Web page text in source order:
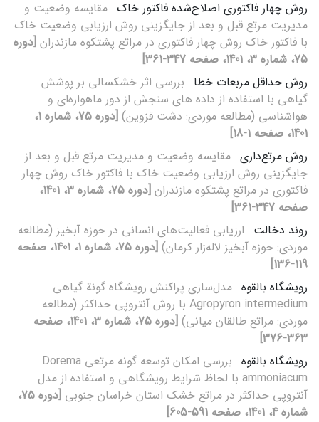
روش چهار فاکتوری اصلاح‌شده فاکتور خاک مقایسه وضعیت و
مدیریت مرتع قبل و بعد از جایگزینی روش ارزیابی وضعیت خاک
با فاکتور خاک روش چهار فاکتوری در مراتع پشتکوه مازندران [دوره
75، شماره 3، 1401، صفحه 347-361]
روش حداقل مربعات خطا بررسی اثر خشکسالی بر پوشش
گیاهی با استفاده از داده های سنجش از دور ماهواره‌ای و
هواشناسی (مطالعه موردی: دشت قزوین)
[دوره 75، شماره 1،
1401، صفحه 1-18]
روش مرتع‌داری مقایسه وضعیت و مدیریت مرتع قبل و بعد از
جایگزینی روش ارزیابی وضعیت خاک با فاکتور خاک روش چهار
فاکتوری در مراتع پشتکوه مازندران
[دوره 75، شماره 3، 1401،
صفحه 347-361]
روند دخالت ارزیابی فعالیت‌های انسانی در حوزه آبخیز (مطالعه
موردی: حوزه آبخیز لاله‌زار کرمان)
[دوره 75، شماره 1، 1401، صفحه
119-136]
رویشگاه بالقوه مدل‌سازی پراکنش رویشگاه گونة گیاهی
Agropyron intermedium با روش آنتروپی حداکثر (مطالعه
موردی: مراتع طالقان میانی)
[دوره 75، شماره 3، 1401، صفحه
363-376]
رویشگاه بالقوه
بررسی امکان توسعه گونه مرتعی Dorema
ammoniacum با لحاظ شرایط رویشگاهی و استفاده از مدل
آنتروپی حداکثر در مراتع خشک استان خراسان جنوبی
[دوره 75،
شماره 4، 1401، صفحه 591-605]